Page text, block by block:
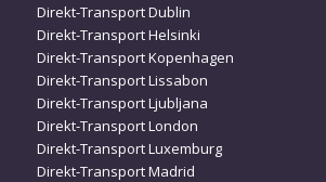
Direkt-Transport Dublin
Direkt-Transport Helsinki
Direkt-Transport Kopenhagen
Direkt-Transport Lissabon
Direkt-Transport Ljubljana
Direkt-Transport London
Direkt-Transport Luxemburg
Direkt-Transport Madrid